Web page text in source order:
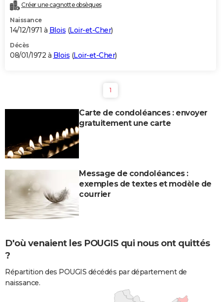
Créer une cagnotte obsèques
Naissance
14/12/1971 à Blois (Loir-et-Cher)
Décès
08/01/1972 à Blois (Loir-et-Cher)
1
Carte de condoléances : envoyer
gratuitement une carte
Message de condoléances :
exemples de textes et modèle de
courrier
D'où venaient les POUGIS qui nous ont quittés
?
Répartition des POUGIS décédés par département de
naissance.